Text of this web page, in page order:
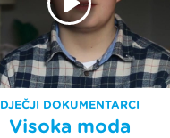
DJEČJI DOKUMENTARCI
Visoka moda